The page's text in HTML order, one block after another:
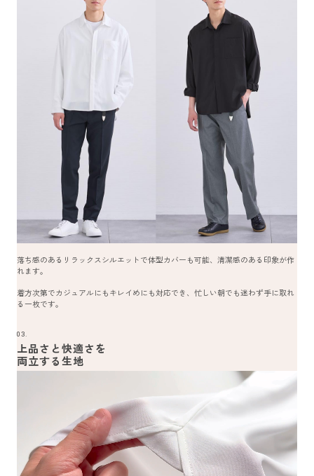
落ち感のあるリラックスシルエットで体型カバーも可能、清潔感のある印象が作
れます。
着方次第でカジュアルにもキレイめにも対応でき、忙しい朝でも迷わず手に取れ
る一枚です。
03.
上品さと快適さを
両立する生地